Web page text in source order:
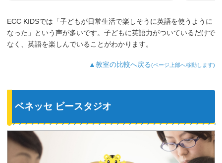
ECC KIDSでは「子どもが日常生活で楽しそうに英語を使うように
なった」という声が多いです。子どもに英語力がついているだけで
なく、英語を楽しんでいることがわかります。
▲教室の比較へ戻る(ページ上部へ移動します)
ベネッセ ビースタジオ